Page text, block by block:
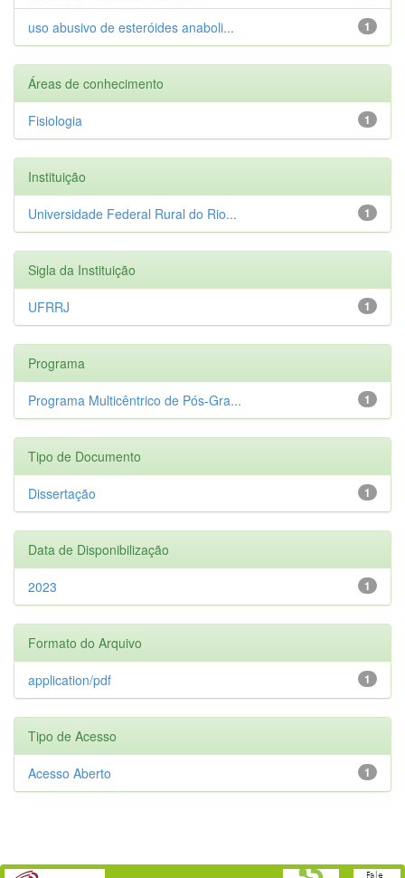
1
uso abusivo de esteróides anaboli...
Áreas de conhecimento
1
Fisiologia
Instituição
1
Universidade Federal Rural do Rio...
Sigla da Instituição
1
UFRRJ
Programa
1
Programa Multicêntrico de Pós-Gra...
Tipo de Documento
1
Dissertação
Data de Disponibilização
1
2023
Formato do Arquivo
1
application/pdf
Tipo de Acesso
1
Acesso Aberto